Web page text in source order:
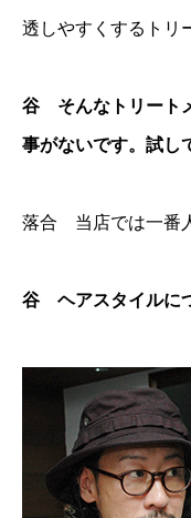
透しやすくするトリ
谷 そんなトリート
事がないです。試し
落合 当店では一番
谷 ヘアスタイルに